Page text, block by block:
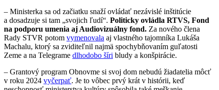
– Ministerka sa od začiatku snaží ovládať nezávislé inštitúcie
a dosadzuje si tam „svojich ľudí“. Politicky ovládla RTVS, Fond
na podporu umenia aj Audiovizuálny fond. Za nového člena
Rady STVR potom vymenovala aj vlastného tajomníka Lukáša
Machalu, ktorý sa zviditeľnil najmä spochybňovaním guľatosti
Zeme a na Telegrame dlhodobo šíri bludy a konšpirácie.
– Grantový program Obnovme si svoj dom nebudú žiadatelia môcť
v roku 2024 vyčerpať. Je to vôbec prvý krát v histórii, keď